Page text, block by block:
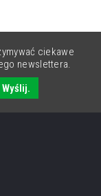
ciekawe
newslettera.
Wyślij.